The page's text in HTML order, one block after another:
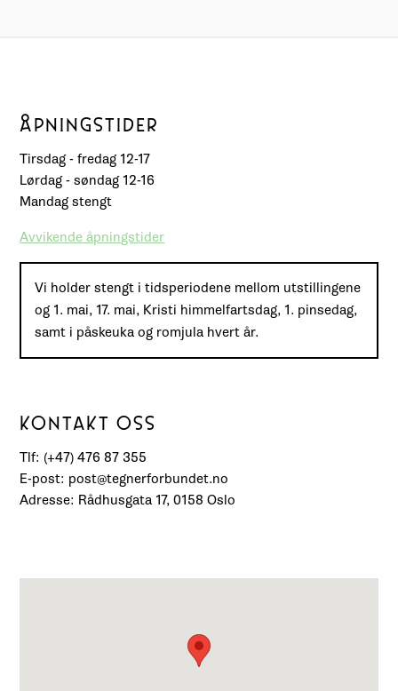
ÅPNINGSTIDER
Tirsdag - fredag 12-17
Lørdag - søndag 12-16
Mandag stengt
Avvikende åpningstider
Vi holder stengt i tidsperiodene mellom utstillingene
og 1. mai, 17. mai, Kristi himmelfartsdag, 1. pinsedag,
samt i påskeuka og romjula hvert år.
KONTAKT OSS
Tlf: (+47) 476 87 355
E-post: post@tegnerforbundet.no
Adresse: Rådhusgata 17, 0158 Oslo